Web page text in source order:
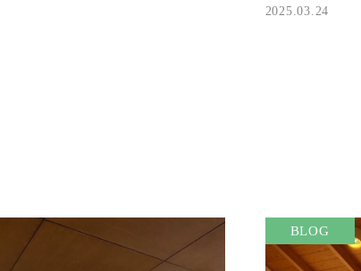
2025.03.24
BLOG